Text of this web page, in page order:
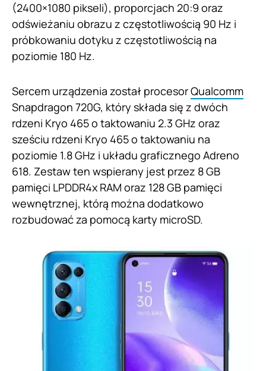
(2400×1080 pikseli), proporcjach 20:9 oraz
odświeżaniu obrazu z częstotliwością 90 Hz i
próbkowaniu dotyku z częstotliwością na
poziomie 180 Hz.
Sercem urządzenia został procesorQualcomm
Snapdragon 720G, który składa się z dwóch
rdzeni Kryo 465 o taktowaniu 2.3 GHz oraz
sześciu rdzeni Kryo 465 o taktowaniu na
poziomie 1.8 GHz i układu graficznego Adreno
618. Zestaw ten wspierany jest przez 8 GB
pamięci LPDDR4x RAM oraz 128 GB pamięci
wewnętrznej, którą można dodatkowo
rozbudować za pomocą karty microSD.